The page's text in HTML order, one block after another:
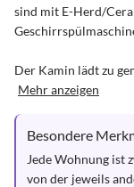
sind mit E-Herd/
Der Kamin lädt zu
Mehr anzeigen
Besondere
Jede Wohnung ist
von der jeweils